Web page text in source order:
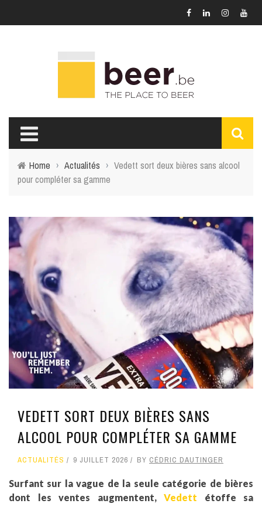
Home › Actualités › Vedett sort deux bières sans alcool
pour compléter sa gamme
VEDETT SORT DEUX BIÈRES SANS
ALCOOL POUR COMPLÉTER SA GAMME
ACTUALITÉS 9 JUILLET 2026 BY CÉDRIC DAUTINGER
Surfant sur la vague de la seule catégorie de bières
dont les ventes augmentent, Vedett étoffe sa